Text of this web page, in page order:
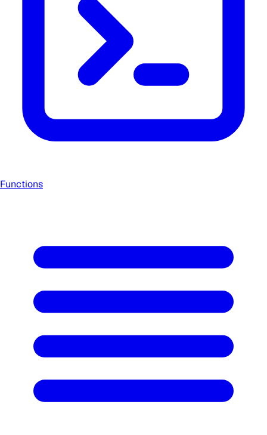
Functions